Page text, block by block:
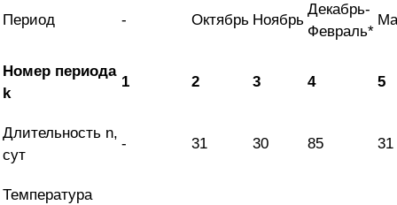
Период - Октябрь Ноябрь
Декабрь-
Февраль*
Номер периода
k
1 2 3 4 5
Длительность n,
сут
- 31 30 85 31
Температура